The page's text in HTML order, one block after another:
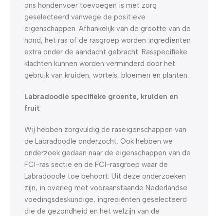
ons hondenvoer toevoegen is met zorg
geselecteerd vanwege de positieve
eigenschappen. Afhankelijk van de grootte van de
hond, het ras of de rasgroep worden ingrediënten
extra onder de aandacht gebracht. Rasspecifieke
klachten kunnen worden verminderd door het
gebruik van kruiden, wortels, bloemen en planten.
Labradoodle specifieke groente, kruiden en
fruit
Wij hebben zorgvuldig de raseigenschappen van
de Labradoodle onderzocht. Ook hebben we
onderzoek gedaan naar de eigenschappen van de
FCI-ras sectie en de FCI-rasgroep waar de
Labradoodle toe behoort. Uit deze onderzoeken
zijn, in overleg met vooraanstaande Nederlandse
voedingsdeskundige, ingrediënten geselecteerd
die de gezondheid en het welzijn van de